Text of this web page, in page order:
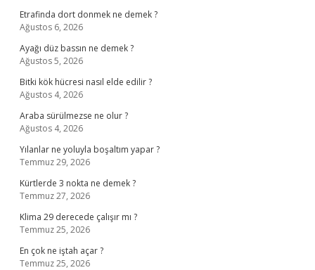
Etrafinda dort donmek ne demek ?
Ağustos 6, 2026
Ayağı düz bassın ne demek ?
Ağustos 5, 2026
Bitki kök hücresi nasıl elde edilir ?
Ağustos 4, 2026
Araba sürülmezse ne olur ?
Ağustos 4, 2026
Yılanlar ne yoluyla boşaltım yapar ?
Temmuz 29, 2026
Kürtlerde 3 nokta ne demek ?
Temmuz 27, 2026
Klima 29 derecede çalışır mı ?
Temmuz 25, 2026
En çok ne iştah açar ?
Temmuz 25, 2026